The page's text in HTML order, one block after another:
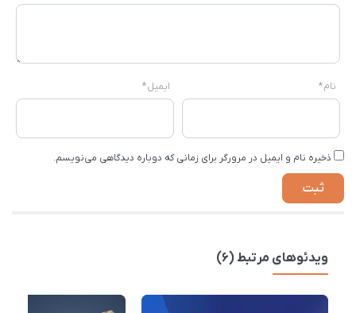
نام* ایمیل*
ذخیره نام و ایمیل در مرورگر برای زمانی که دوباره دیدگاهی می‌نویسم.
ویدئوهای مرتبط (6)